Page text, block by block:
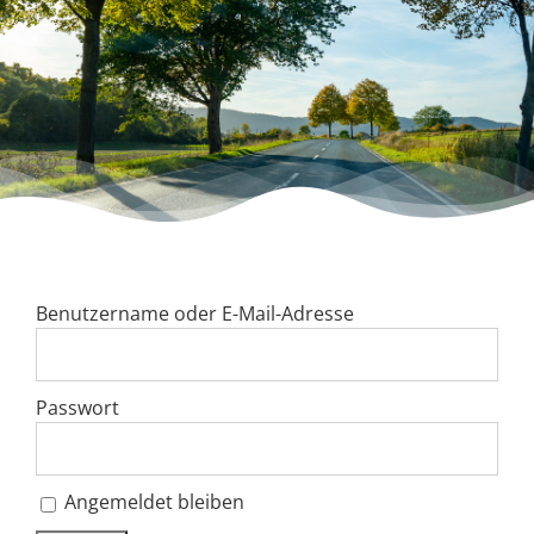
Dorfladen Wallensen & Umgebung
Wirtschaft
Engagiertes Land
Integriertes Energetisches Quartierskonzept
DorfKulTour e.V.
Benutzername oder E-Mail-Adresse
Passwort
Angemeldet bleiben